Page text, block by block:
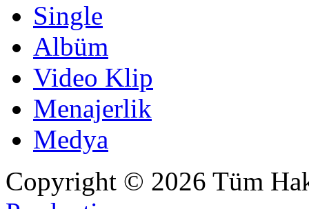
Single
Albüm
Video Klip
Menajerlik
Medya
Copyright © 2026 Tüm